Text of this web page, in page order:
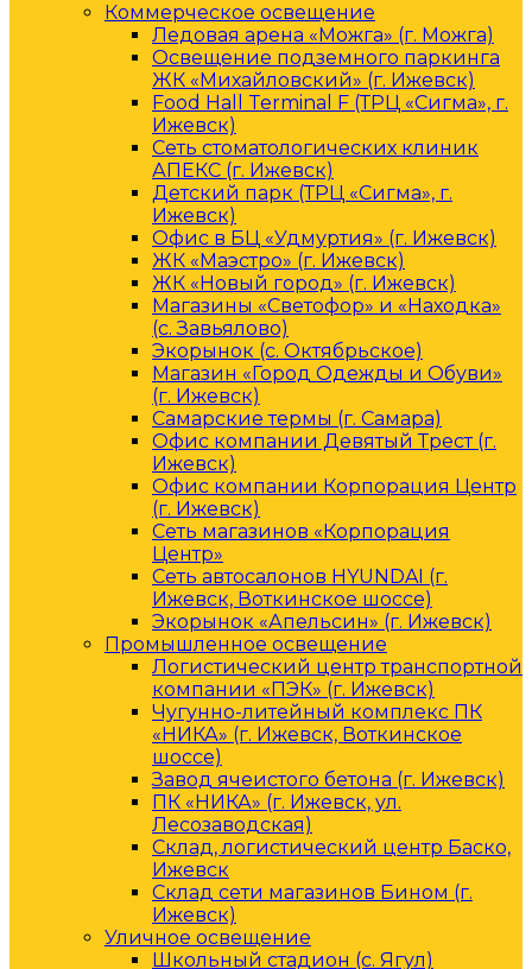
Коммерческое освещение
Ледовая арена «Можга» (г. Можга)
Освещение подземного паркинга
ЖК «Михайловский» (г. Ижевск)
Food Hall Terminal F (ТРЦ «Сигма», г.
Ижевск)
Сеть стоматологических клиник
АПЕКС (г. Ижевск)
Детский парк (ТРЦ «Сигма», г.
Ижевск)
Офис в БЦ «Удмуртия» (г. Ижевск)
ЖК «Маэстро» (г. Ижевск)
ЖК «Новый город» (г. Ижевск)
Магазины «Светофор» и «Находка»
(с. Завьялово)
Экорынок (с. Октябрьское)
Магазин «Город Одежды и Обуви»
(г. Ижевск)
Самарские термы (г. Самара)
Офис компании Девятый Трест (г.
Ижевск)
Офис компании Корпорация Центр
(г. Ижевск)
Сеть магазинов «Корпорация
Центр»
Сеть автосалонов HYUNDAI (г.
Ижевск, Воткинское шоссе)
Экорынок «Апельсин» (г. Ижевск)
Промышленное освещение
Логистический центр транспортной
компании «ПЭК» (г. Ижевск)
Чугунно-литейный комплекс ПК
«НИКА» (г. Ижевск, Воткинское
шоссе)
Завод ячеистого бетона (г. Ижевск)
ПК «НИКА» (г. Ижевск, ул.
Лесозаводская)
Склад, логистический центр Баско,
Ижевск
Склад сети магазинов Бином (г.
Ижевск)
Уличное освещение
Школьный стадион (с. Ягул)